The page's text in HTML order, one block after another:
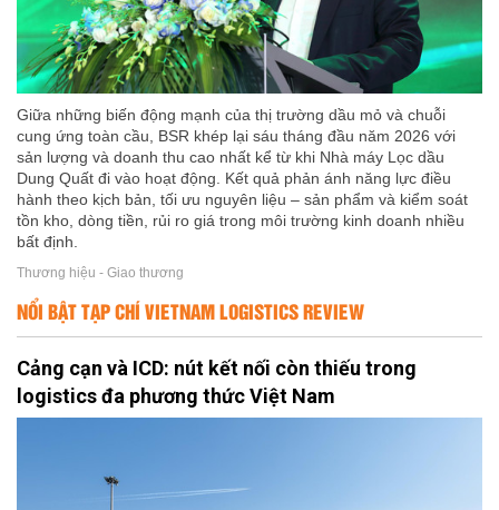
Giữa những biến động mạnh của thị trường dầu mỏ và chuỗi
cung ứng toàn cầu, BSR khép lại sáu tháng đầu năm 2026 với
sản lượng và doanh thu cao nhất kể từ khi Nhà máy Lọc dầu
Dung Quất đi vào hoạt động. Kết quả phản ánh năng lực điều
hành theo kịch bản, tối ưu nguyên liệu – sản phẩm và kiểm soát
tồn kho, dòng tiền, rủi ro giá trong môi trường kinh doanh nhiều
bất định.
Thương hiệu - Giao thương
NỔI BẬT TẠP CHÍ VIETNAM LOGISTICS REVIEW
Cảng cạn và ICD: nút kết nối còn thiếu trong
logistics đa phương thức Việt Nam